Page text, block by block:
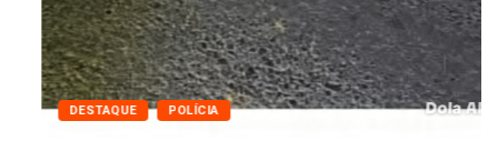
DESTAQUE POLÍCIA